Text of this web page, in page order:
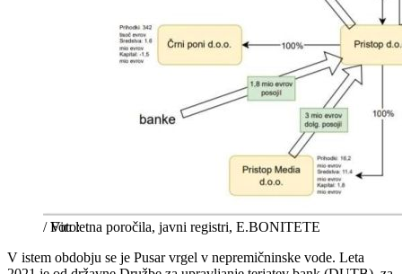
/Vir: letna poročila, javni registri, E.BONITETE
V istem obdobju se je Pusar vrgel v nepremičninske vode. Leta